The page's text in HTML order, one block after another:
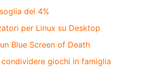
del 4%
per Linux su Desktop
Blue Screen of Death
condividere giochi in famiglia